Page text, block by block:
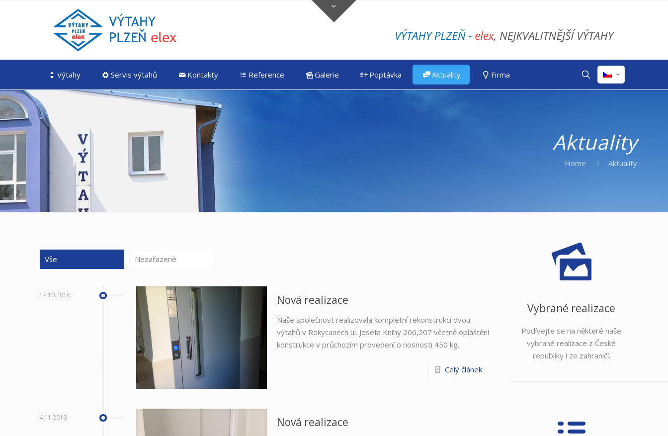
Výtahy Servis výtahů Kontakty Reference Galerie Poptávka Aktuality Firma
Aktuality
Home Aktuality
Vše Nezařazené
17.10.2016 Nová realizace
Naše společnost realizovala kompletní rekonstrukci dvou
výtahů v Rokycanech ul. Josefa Knihy 206,207 včetně opláštění
konstrukce v průchozím provedení o nosnosti 450 kg.
Celý článek
4.11.2016 Nová realizace
Vybrané realizace
Podívejte se na některé naše
vybrané realizace z České
republiky i ze zahraničí.